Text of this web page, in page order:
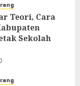
Teori, Cara
Sekolah